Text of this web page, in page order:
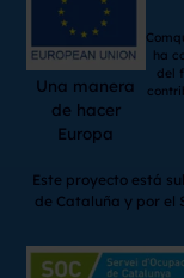
Una manera
de hacer
Europa
ha
del
Este proyecto está
de Cataluña y por el